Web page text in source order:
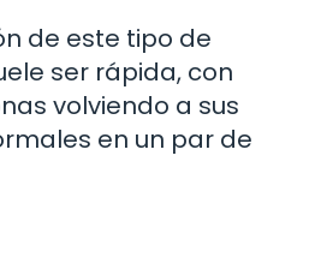
de este tipo de
ser rápida, con
volviendo a sus
en un par de